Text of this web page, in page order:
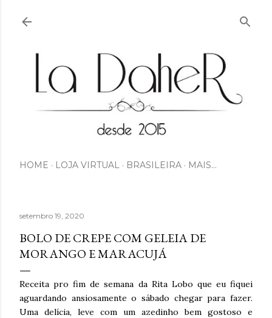
HOME LOJA VIRTUAL BRASILEIRA MAIS…
setembro 19, 2020
BOLO DE CREPE COM GELEIA DE
MORANGO E MARACUJÁ
Receita pro fim de semana da Rita Lobo que eu fiquei
aguardando ansiosamente o sábado chegar para fazer.
Uma delícia, leve com um azedinho bem gostoso e